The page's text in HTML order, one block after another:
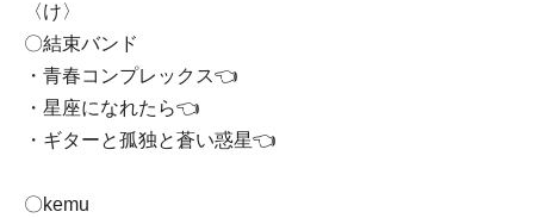
〈け〉
〇結束バンド
・青春コンプレックス👈
・星座になれたら👈
・ギターと孤独と蒼い惑星👈
〇kemu